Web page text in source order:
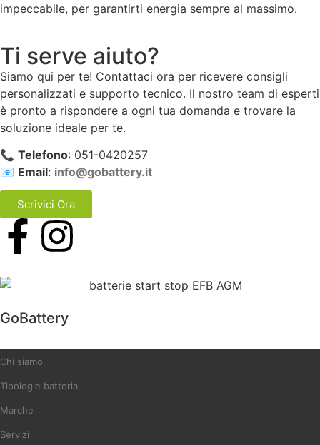
impeccabile, per garantirti energia sempre al massimo.
Ti serve aiuto?
Siamo qui per te! Contattaci ora per ricevere consigli
personalizzati e supporto tecnico. Il nostro team di esperti
è pronto a rispondere a ogni tua domanda e trovare la
soluzione ideale per te.
📞 Telefono: 051-0420257
📧 Email: info@gobattery.it
Scrivici Ora
GoBattery
Chi siamo
Tipologie batteria
Marche
Servizi